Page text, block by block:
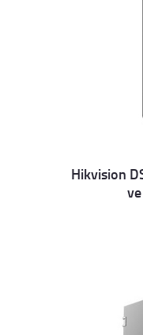
Details
Hikvision